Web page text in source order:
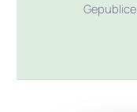
ineens erg rijk
dat er iets
gepleegd en